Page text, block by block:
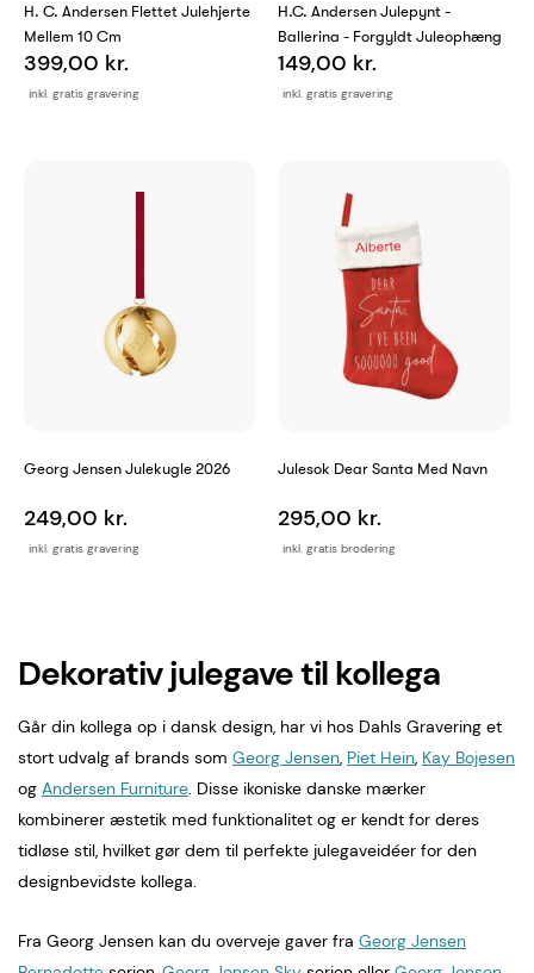
H. C. Andersen Flettet Julehjerte
Mellem 10 Cm
inkl. gratis gravering
399,00 kr.
H.C. Andersen Julepynt -
Ballerina - Forgyldt Juleophæng
inkl. gratis gravering
149,00 kr.
Georg Jensen Julekugle 2026
inkl. gratis gravering
249,00 kr.
Julesok Dear Santa Med Navn
inkl. gratis brodering
295,00 kr.
Dekorativ julegave til kollega
Går din kollega op i dansk design, har vi hos Dahls Gravering et
stort udvalg af brands som Georg Jensen, Piet Hein, Kay Bojesen
og Andersen Furniture. Disse ikoniske danske mærker
kombinerer æstetik med funktionalitet og er kendt for deres
tidløse stil, hvilket gør dem til perfekte julegaveidéer for den
designbevidste kollega.
Fra Georg Jensen kan du overveje gaver fra Georg Jensen